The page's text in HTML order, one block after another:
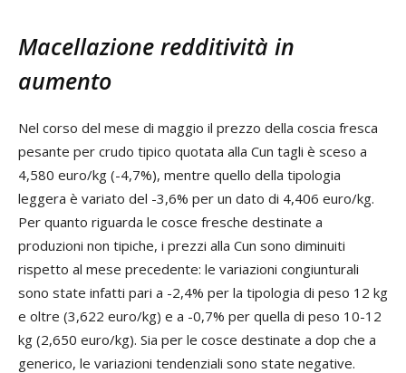
Macellazione redditività in
aumento
Nel corso del mese di maggio il prezzo della coscia fresca
pesante per crudo tipico quotata alla Cun tagli è sceso a
4,580 euro/kg (-4,7%), mentre quello della tipologia
leggera è variato del -3,6% per un dato di 4,406 euro/kg.
Per quanto riguarda le cosce fresche destinate a
produzioni non tipiche, i prezzi alla Cun sono diminuiti
rispetto al mese precedente: le variazioni congiunturali
sono state infatti pari a -2,4% per la tipologia di peso 12 kg
e oltre (3,622 euro/kg) e a -0,7% per quella di peso 10-12
kg (2,650 euro/kg). Sia per le cosce destinate a dop che a
generico, le variazioni tendenziali sono state negative.